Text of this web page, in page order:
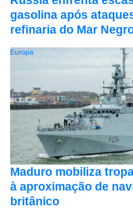
gasolina após
refinaria do Mar
Maduro mobiliza
à aproximação de
britânico
Europa